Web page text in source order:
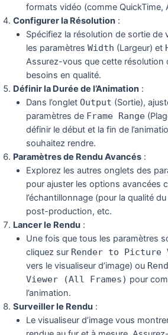
formats vidéo (comme QuickTime,
Configurer la Résolution :
Spécifiez la résolution de sortie de
les paramètresWidth (Largeur) et
Assurez-vous que cette résolution
besoins en qualité.
Définir la Durée de l’Animation :
Dans l’ongletOutput (Sortie),
paramètres de Frame Range
définir le début et la fin de
souhaitez rendre.
Paramètres de Rendu Avancés :
Explorez les autres onglets des
pour ajuster les options avancées
l’échantillonnage (pour la qualité
post-production, etc.
Lancer le Rendu :
Une fois que tous les paramètres
cliquez sur Render to Picture
vers le visualiseur d’image) ou
Viewer (All Frames) pour
l’animation.
Surveiller le Rendu :
Le visualiseur d’image vous